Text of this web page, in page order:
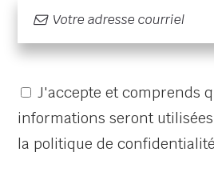
J'accepte et comprends
informations seront
la politique de